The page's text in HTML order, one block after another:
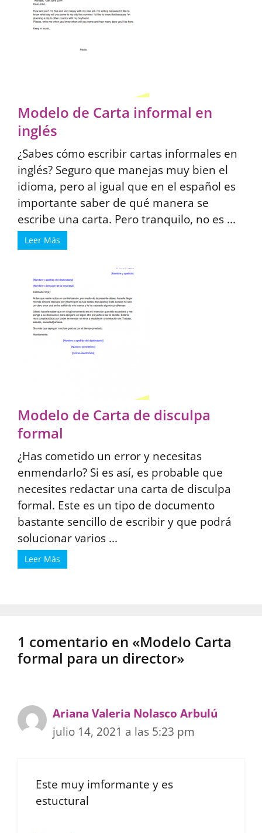
Modelo de Carta informal en
inglés
¿Sabes cómo escribir cartas informales en
inglés? Seguro que manejas muy bien el
idioma, pero al igual que en el español es
importante saber de qué manera se
escribe una carta. Pero tranquilo, no es ...
Leer Más
Modelo de Carta de disculpa
formal
¿Has cometido un error y necesitas
enmendarlo? Si es así, es probable que
necesites redactar una carta de disculpa
formal. Este es un tipo de documento
bastante sencillo de escribir y que podrá
solucionar varios ...
Leer Más
1 comentario en «Modelo Carta
formal para un director»
Ariana Valeria Nolasco Arbulú
julio 14, 2021 a las 5:23 pm
Este muy imformante y es
estuctural